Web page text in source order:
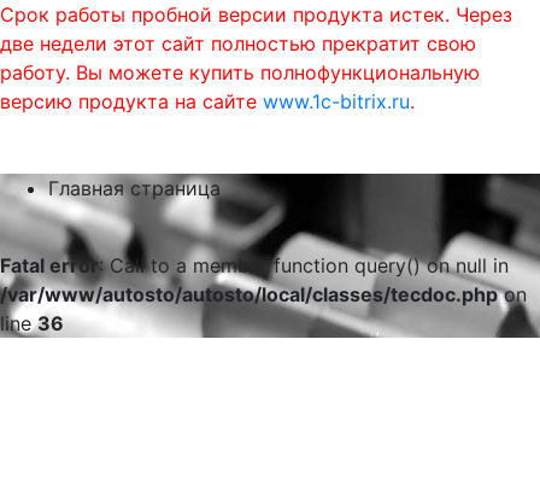
Срок работы пробной версии продукта истек. Через
две недели этот сайт полностью прекратит свою
работу. Вы можете купить полнофункциональную
версию продукта на сайте www.1c-bitrix.ru.
Главная страница
Fatal error: Call to a member function query() on null in
/var/www/autosto/autosto/local/classes/tecdoc.phpon
line36